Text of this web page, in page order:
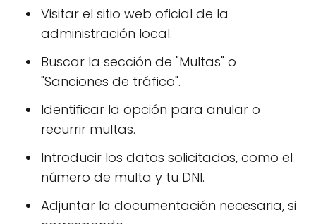
Visitar el sitio web oficial de la
administración local.
Buscar la sección de "Multas" o
"Sanciones de tráfico".
Identificar la opción para anular o
recurrir multas.
Introducir los datos solicitados, como el
número de multa y tu DNI.
Adjuntar la documentación necesaria, si